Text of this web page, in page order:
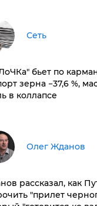
Сеть
бьет по
зерна −37,6 %,
в коллапсе
Олег Жданов
рассказал, как
"прилет